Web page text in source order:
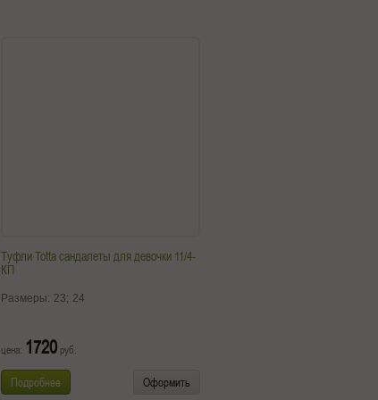
Туфли Totta сандалеты для девочки 11/4-
КП
Размеры: 23; 24
цена: 1720 руб.
Подробнее Оформить